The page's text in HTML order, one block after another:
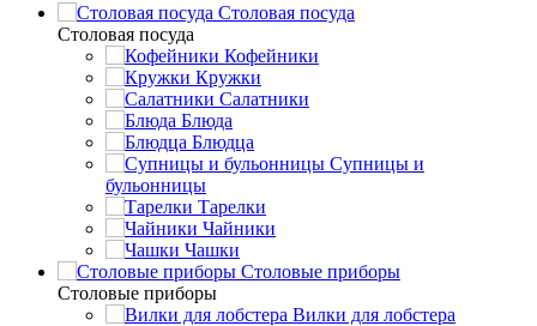
Столовая посуда
Столовая посуда
Кофейники
Кружки
Салатники
Блюда
Блюдца
Супницы и
бульонницы
Тарелки
Чайники
Чашки
Cтоловые приборы
Cтоловые приборы
Вилки для лобстера